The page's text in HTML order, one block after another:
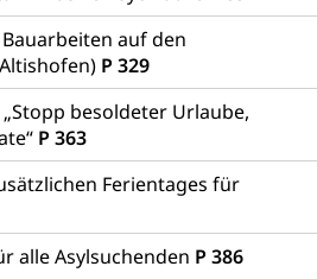
auf den
P 329
besoldeter Urlaube,
P 363
Ferientages für
alle Asylsuchenden P 386